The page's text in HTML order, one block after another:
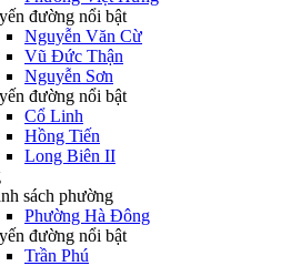
đường nổi bật
Nguyễn Văn Cừ
Vũ Đức Thận
Nguyễn Sơn
đường nổi bật
Cổ Linh
Hồng Tiến
Long Biên II
sách phường
Phường Hà Đông
đường nổi bật
Trần Phú